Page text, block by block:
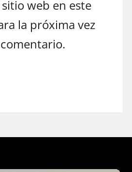
web en este
la próxima vez